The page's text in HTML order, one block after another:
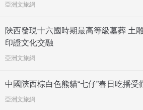
亞洲文旅網
陝西發現十六國時期最高等級墓葬 土
印證文化交融
亞洲文旅網
中國陝西棕白色熊貓“七仔”春日吃播受
亞洲文旅網